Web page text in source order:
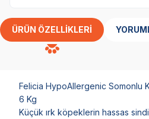
ÜRÜN ÖZELLIKLERI
Felicia HypoAllergenic Somonlu
6 Kg
Küçük ırk köpeklerin hassas